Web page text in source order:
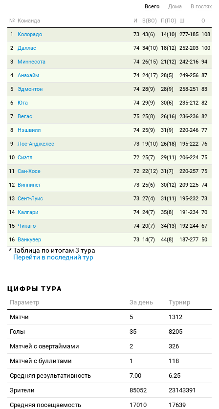
Всего Дома В гостях
№ Команда И В(ВО) П(ПО) Ш О
1 Колорадо 73 43(6) 14(10) 277-185 108
2 Даллас 74 34(10) 18(12) 252-203 100
3 Миннесота 74 26(15) 21(12) 242-216 94
4 Анахайм 74 24(17) 28(5) 249-256 87
5 Эдмонтон 74 28(9) 28(9) 258-251 83
6 Юта 74 29(9) 30(6) 235-212 82
7 Вегас 75 25(8) 26(16) 236-236 82
8 Нэшвилл 74 25(9) 31(9) 220-246 77
9 Лос-Анджелес 73 19(10) 26(18) 195-222 76
10 Сиэтл 72 25(7) 29(11) 206-224 75
11 Сан-Хосе 72 22(12) 31(7) 220-257 75
12 Виннипег 73 25(6) 30(12) 209-225 74
13 Сент-Луис 73 27(4) 31(11) 195-232 73
14 Калгари 74 24(7) 35(8) 191-234 70
15 Чикаго 74 20(7) 34(13) 192-244 67
16 Ванкувер 73 14(7) 44(8) 187-277 50
* Таблица по итогам 3 тура
Перейти в последний тур
ЦИФРЫ ТУРА
Параметр За день
Турнир
Матчи
5
1312
Голы
35
8205
Матчей с овертаймами
2
326
Матчей с буллитами
1
118
Средняя результативность
7.00
6.25
Зрители
85052
23143391
Средняя посещаемость
17010 17639